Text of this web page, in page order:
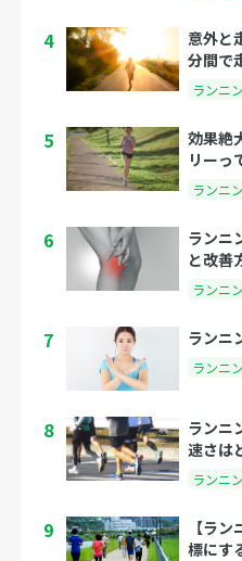
4
意外と
分間で
ランニ
5
効果絶
リーっ
ランニ
6
ランニ
と改善
ランニ
7 ランニ
ランニ
8
ランニ
速さは
ランニ
9
【ラ
標にす